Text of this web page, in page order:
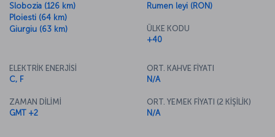
Slobozia (126 km)
Ploiesti (64 km)
Giurgiu (63 km)
Rumen leyi (RON)
ÜLKE KODU
+40
ELEKTRİK ENERJİSİ
C, F
ZAMAN DİLİMİ
GMT +2
ORT. KAHVE FİYATI
N/A
ORT. YEMEK FİYATI (2 KİŞİLİK)
N/A